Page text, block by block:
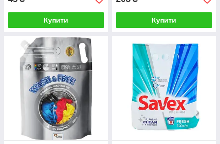
Купити Купити